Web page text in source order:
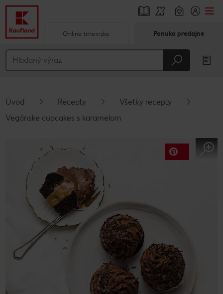
Hlavný obsah
Vyskakovací bočný panel
Online trhovisko Ponuka predajne
Úvod Recepty
Všetky recepty
Vegánske cupcakes s karamelom